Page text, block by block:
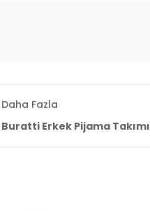
Daha Fazla
Buratti Erkek Pijama Takımı